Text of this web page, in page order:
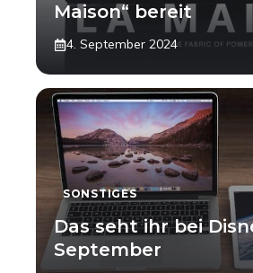
Maison“ bereit
4. September 2024
SONSTIGES
Das seht ihr bei
September